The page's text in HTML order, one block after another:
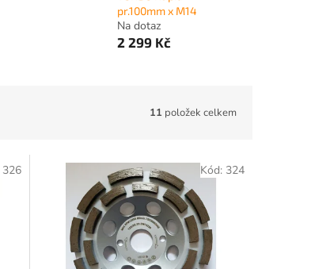
pr.100mm x M14
Na dotaz
2 299 Kč
11 položek celkem
326 Kód: 324